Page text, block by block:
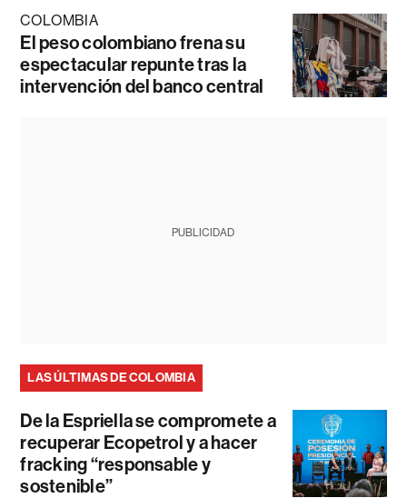
COLOMBIA
El peso colombiano frena su
espectacular repunte tras la
intervención del banco central
PUBLICIDAD
LAS ÚLTIMAS DE COLOMBIA
De la Espriella se compromete a
recuperar Ecopetrol y a hacer
fracking “responsable y
sostenible”